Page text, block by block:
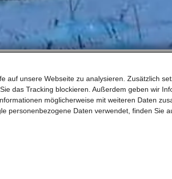
unsere Webseite zu analysieren. Zusätzlich
das Tracking blockieren. Außerdem geben wir
möglicherweise mit weiteren Daten
personenbezogene Daten verwendet, finden Sie